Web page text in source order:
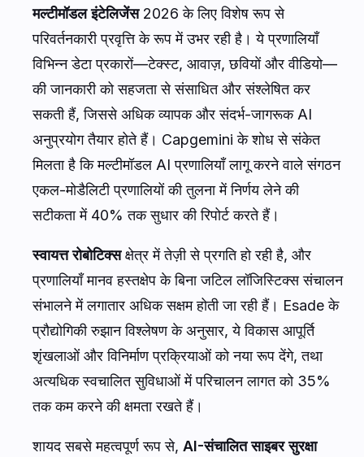
मल्टीमॉडल इंटेलिजेंस2026 के लिए विशेष रूप से
परिवर्तनकारी प्रवृत्ति के रूप में उभर रही है। ये प्रणालियाँ
विभिन्न डेटा प्रकारों—टेक्स्ट, आवाज़, छवियों और वीडियो—
की जानकारी को सहजता से संसाधित और संश्लेषित कर
सकती हैं, जिससे अधिक व्यापक और संदर्भ-जागरूक AI
अनुप्रयोग तैयार होते हैं। Capgemini के शोध से संकेत
मिलता है कि मल्टीमॉडल AI प्रणालियाँ लागू करने वाले संगठन
एकल-मोडैलिटी प्रणालियों की तुलना में निर्णय लेने की
सटीकता में 40% तक सुधार की रिपोर्ट करते हैं।
स्वायत्त रोबोटिक्सक्षेत्र में तेज़ी से प्रगति हो रही है, और
प्रणालियाँ मानव हस्तक्षेप के बिना जटिल लॉजिस्टिक्स संचालन
संभालने में लगातार अधिक सक्षम होती जा रही हैं। Esade के
प्रौद्योगिकी रुझान विश्लेषण के अनुसार, ये विकास आपूर्ति
शृंखलाओं और विनिर्माण प्रक्रियाओं को नया रूप देंगे, तथा
अत्यधिक स्वचालित सुविधाओं में परिचालन लागत को 35%
तक कम करने की क्षमता रखते हैं।
शायद सबसे महत्वपूर्ण रूप से, AI-संचालित साइबर सुरक्षा